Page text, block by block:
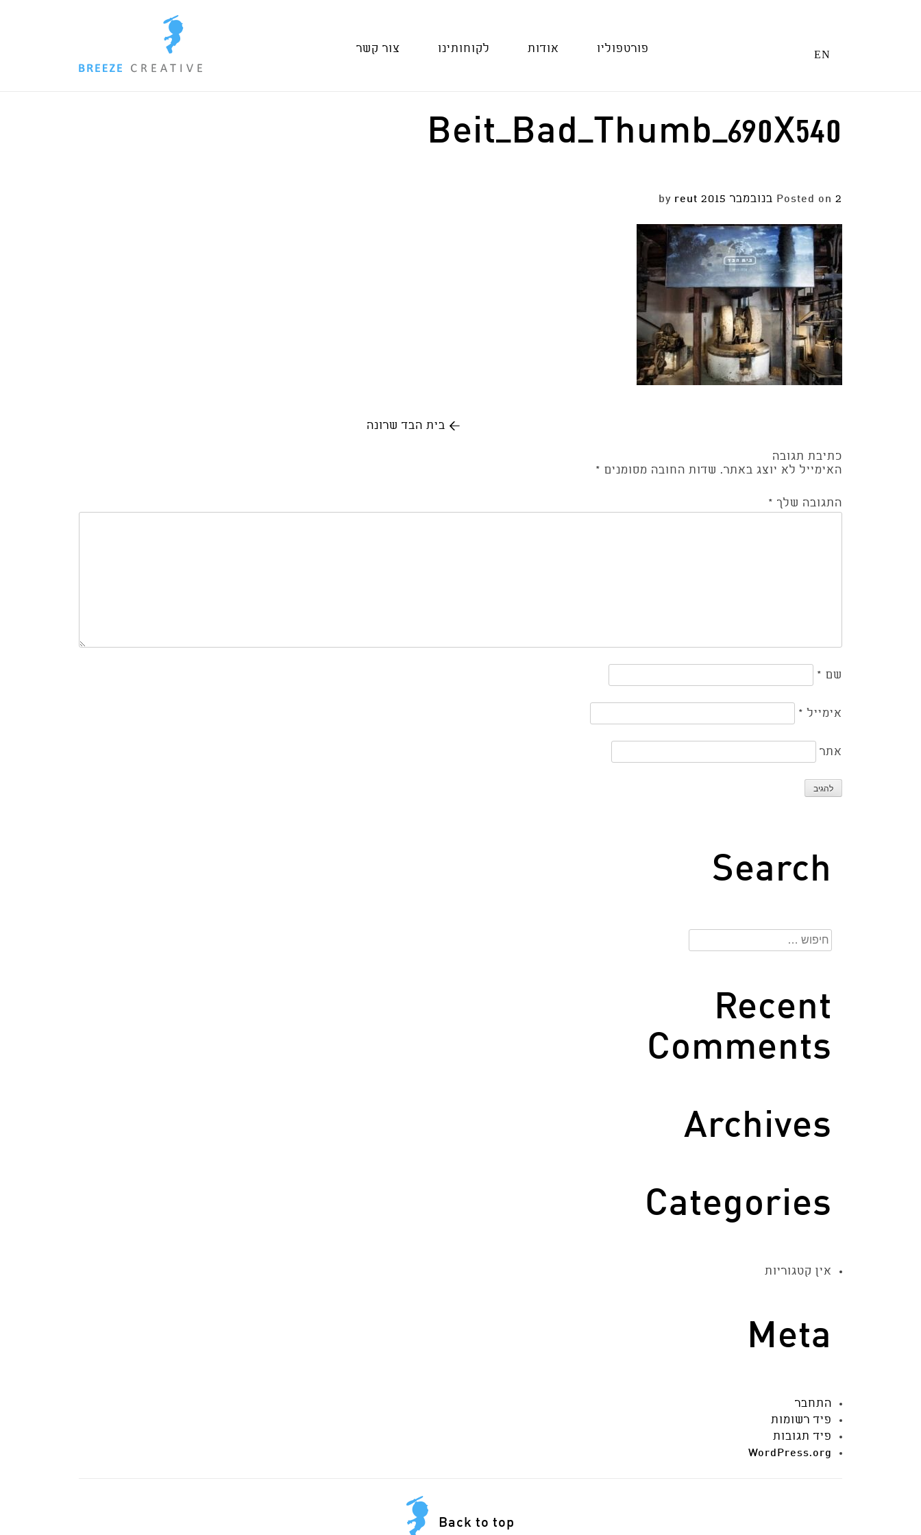
EN
פורטפוליו אודות לקוחותינו צור קשר
Beit_Bad_Thumb_690X540
Posted on 2 בנובמבר 2015 reut
navigation
← בית הבד שרונה
כתיבת תגובה
האימייל לא יוצג באתר. שדות החובה מסומנים *
התגובה שלך *
שם *
אימייל *
אתר
Search
חיפוש:
Recent
Comments
Archives
Categories
אין קטגוריות
Meta
התחבר
פיד רשומות
פיד תגובות
WordPress.org
Back to top